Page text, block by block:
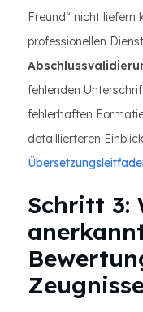
Freund“ nicht liefern
professionellen
fehlenden
fehlerhaften
detaillierteren
Schritt 3: